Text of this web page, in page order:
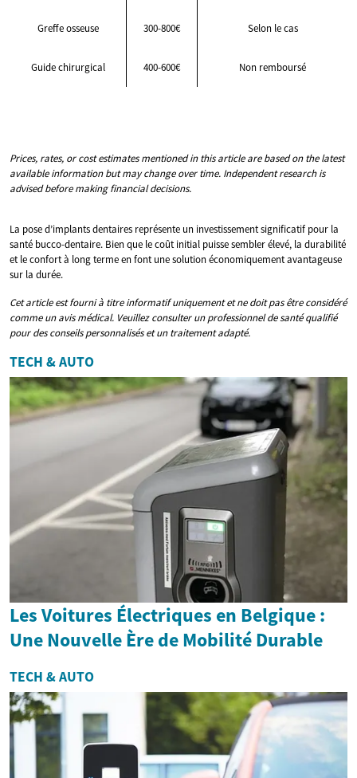
Greffe osseuse 300-800€ Selon le cas
Guide chirurgical 400-600€ Non remboursé
Prices, rates, or cost estimates mentioned in this article are based on the latest
available information but may change over time. Independent research is
advised before making financial decisions.
La pose d’implants dentaires représente un investissement significatif pour la
santé bucco-dentaire. Bien que le coût initial puisse sembler élevé, la durabilité
et le confort à long terme en font une solution économiquement avantageuse
sur la durée.
Cet article est fourni à titre informatif uniquement et ne doit pas être considéré
comme un avis médical. Veuillez consulter un professionnel de santé qualifié
pour des conseils personnalisés et un traitement adapté.
TECH & AUTO
Les Voitures Électriques en Belgique :
Une Nouvelle Ère de Mobilité Durable
TECH & AUTO